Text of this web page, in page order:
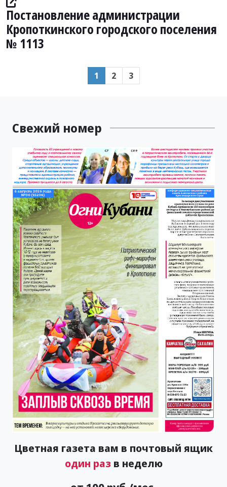
Постановление администрации
Кропоткинского городского поселения
№ 1113
1 2 3
Свежий номер
Цветная газета вам в почтовый ящик
один разв неделю